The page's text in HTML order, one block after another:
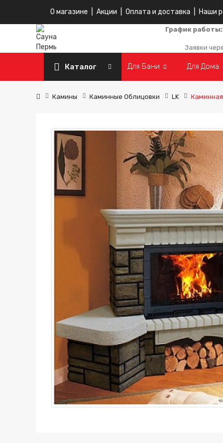
О магазине Акции Оплата и доставка Наши
График работы:
Заявки
Каталог Для Бани Для Дома
Камины Каминные Облицовки LK